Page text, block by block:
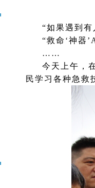
“如果遇到
“救命‘神器
……
今天上午，
民学习各种急救